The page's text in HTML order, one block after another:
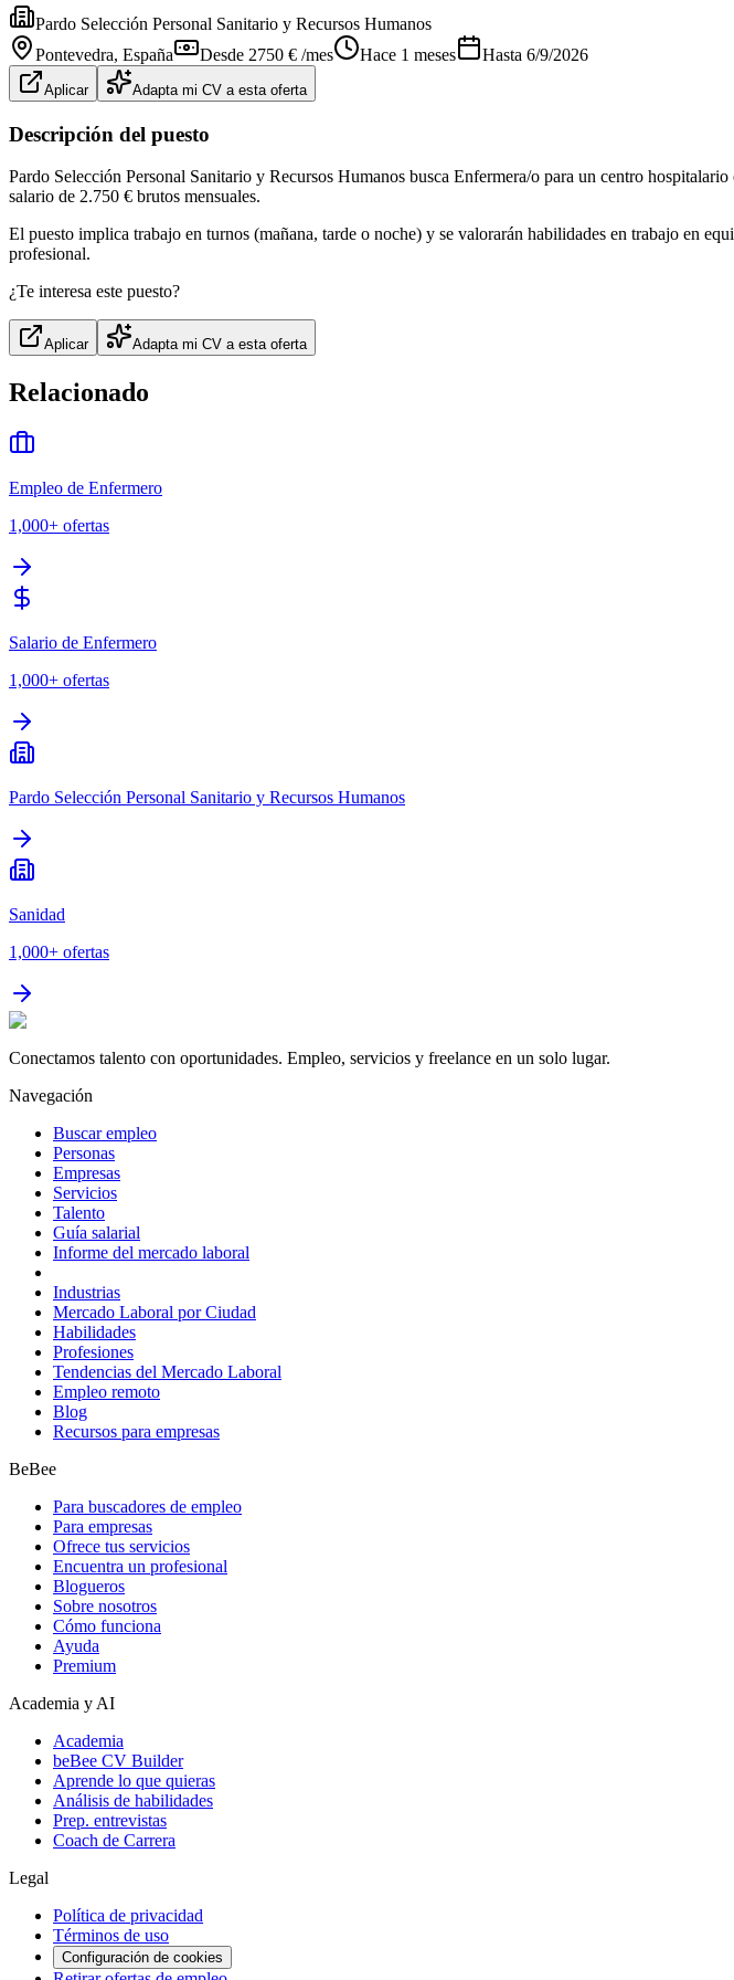
Pardo Selección Personal Sanitario y Recursos Humanos
Pontevedra, España Desde 2750 € /mes Hace 1 meses Hasta 6/9/2026
Aplicar Adapta mi CV a esta oferta
Descripción del puesto
Pardo Selección Personal Sanitario y Recursos Humanos busca Enfermera/o para un centro
salario de 2.750 € brutos mensuales.
El puesto implica trabajo en turnos (mañana, tarde o noche) y se valorarán habilidades en trabajo en
profesional.
¿Te interesa este puesto?
Aplicar Adapta mi CV a esta oferta
Relacionado
Empleo de Enfermero
1,000+ ofertas
Salario de Enfermero
1,000+ ofertas
Pardo Selección Personal Sanitario y Recursos Humanos
Sanidad
1,000+ ofertas
Conectamos talento con oportunidades. Empleo, servicios y freelance en un solo lugar.
Navegación
Buscar empleo
Personas
Empresas
Servicios
Talento
Guía salarial
Informe del mercado laboral
Industrias
Mercado Laboral por Ciudad
Habilidades
Profesiones
Tendencias del Mercado Laboral
Empleo remoto
Blog
Recursos para empresas
BeBee
Para buscadores de empleo
Para empresas
Ofrece tus servicios
Encuentra un profesional
Blogueros
Sobre nosotros
Cómo funciona
Ayuda
Premium
Academia y AI
Academia
beBee CV Builder
Aprende lo que quieras
Análisis de habilidades
Prep. entrevistas
Coach de Carrera
Legal
Política de privacidad
Términos de uso
Configuración de cookies